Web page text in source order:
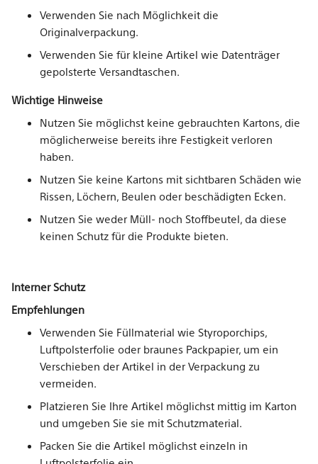
Verwenden Sie nach Möglichkeit die
Originalverpackung.
Verwenden Sie für kleine Artikel wie Datenträger
gepolsterte Versandtaschen.
Wichtige Hinweise
Nutzen Sie möglichst keine gebrauchten Kartons, die
möglicherweise bereits ihre Festigkeit verloren
haben.
Nutzen Sie keine Kartons mit sichtbaren Schäden wie
Rissen, Löchern, Beulen oder beschädigten Ecken.
Nutzen Sie weder Müll- noch Stoffbeutel, da diese
keinen Schutz für die Produkte bieten.
Interner Schutz
Empfehlungen
Verwenden Sie Füllmaterial wie Styroporchips,
Luftpolsterfolie oder braunes Packpapier, um ein
Verschieben der Artikel in der Verpackung zu
vermeiden.
Platzieren Sie Ihre Artikel möglichst mittig im Karton
und umgeben Sie sie mit Schutzmaterial.
Packen Sie die Artikel möglichst einzeln in